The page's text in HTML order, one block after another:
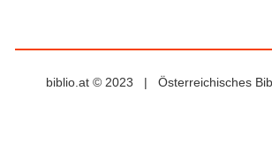
biblio.at © 2023 | Österreichisches